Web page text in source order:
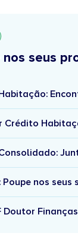
nos seus
Crédito
Poupe nos
Doutor